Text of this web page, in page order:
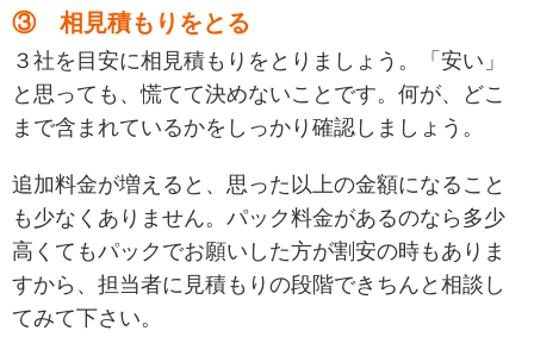
③ 相見積もりをとる
３社を目安に相見積もりをとりましょう。「安い」
と思っても、慌てて決めないことです。何が、どこ
まで含まれているかをしっかり確認しましょう。
追加料金が増えると、思った以上の金額になること
も少なくありません。パック料金があるのなら多少
高くてもパックでお願いした方が割安の時もありま
すから、担当者に見積もりの段階できちんと相談し
てみて下さい。